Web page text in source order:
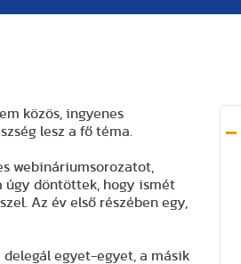
közös, ingyenes
lesz a fő téma.
webináriumsorozatot,
úgy döntöttek, hogy ismét
Az év első részében egy,
egyet-egyet, a másik